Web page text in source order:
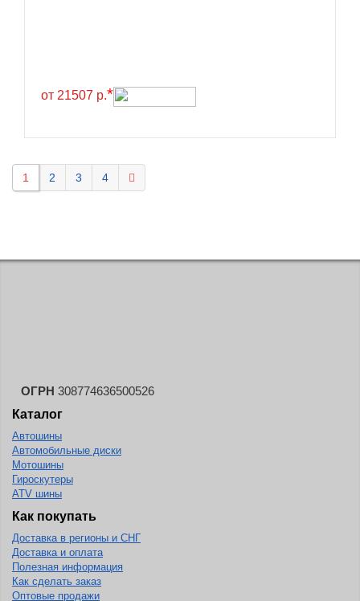
от 21507 р.*
1 2 3 4
ОГРН 308774636500526
Каталог
Автошины
Автомобильные диски
Мотошины
Гироскутеры
ATV шины
Как покупать
Доставка в регионы и СНГ
Доставка и оплата
Полезная информация
Как сделать заказ
Оптовые продажи